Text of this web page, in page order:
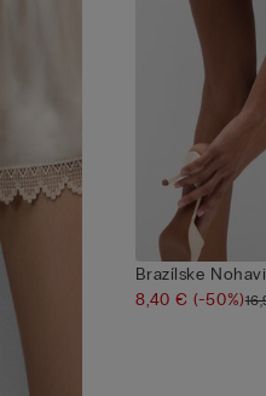
Brazílske
8,40 €(-50%)